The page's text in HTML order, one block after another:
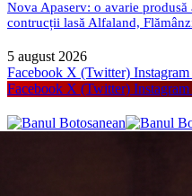
Nova Apaserv: o avarie
contrucții lasă Alfaland,
5 august 2026
Facebook X (Twitter) Instagram
Facebook X (Twitter) Instagram